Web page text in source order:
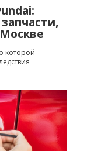
которой